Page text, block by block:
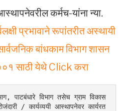
कर्मच-यांना न्या.
प्रभावाने रूपांतरीत अस्थायी
बांधकाम विभाग शासन
साठी येथे Click करा
/ कार्यव्ययी आस्थापनेवर कार्यरत